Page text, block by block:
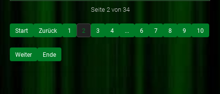
Seite 2 von 34
Start Zurück 1 2 3 4 ... 6 7 8 9 10
Weiter Ende